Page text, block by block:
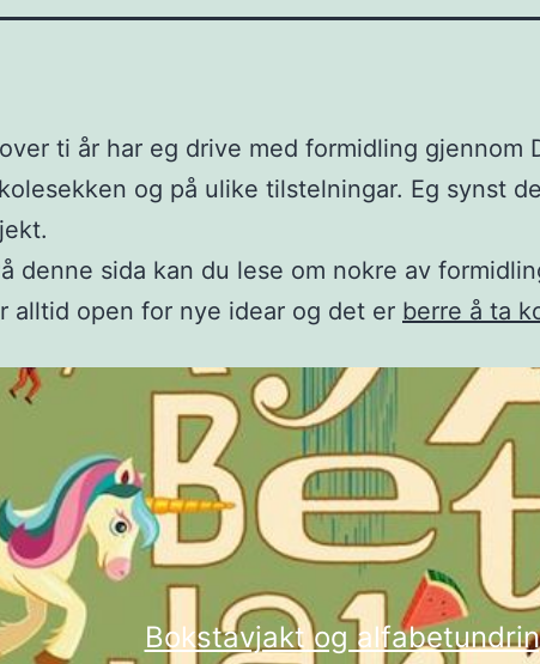
ti år har eg drive med formidling gjennom
og på ulike tilstelningar. Eg synst
denne sida kan du lese om nokre av
alltid open for nye idear og det er berre å ta
Bokstavjakt og